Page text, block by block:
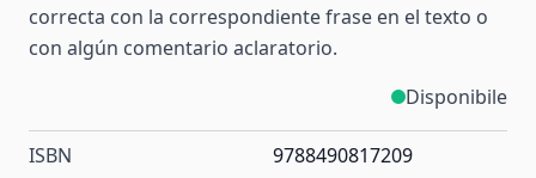
correcta con la correspondiente frase en el texto o
con algún comentario aclaratorio.
Disponibile
ISBN 9788490817209